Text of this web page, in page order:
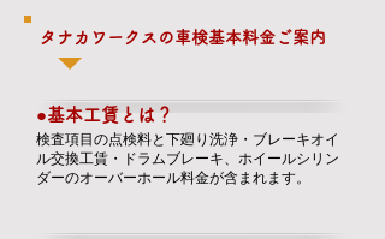
タナカワークスの車検基本料金ご案内
●基本工賃とは？
​検査項目の点検料と下廻り洗浄・ブレーキオイ
ル交換工賃・ドラムブレーキ、ホイールシリン
ダーのオーバーホール料金が含まれます。